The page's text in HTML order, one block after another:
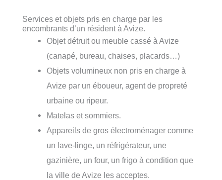
Services et objets pris en charge par les
encombrants d’un résident à Avize.
Objet détruit ou meuble cassé à Avize
(canapé, bureau, chaises, placards…)
Objets volumineux non pris en charge à
Avize par un éboueur, agent de propreté
urbaine ou ripeur.
Matelas et sommiers.
Appareils de gros électroménager comme
un lave-linge, un réfrigérateur, une
gazinière, un four, un frigo à condition que
la ville de Avize les acceptes.